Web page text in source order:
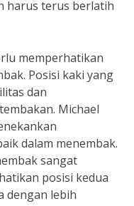
harus terus berlatih
memperhatikan
Posisi kaki yang
dan
Michael
dalam menembak.
sangat
posisi kedua
dengan lebih